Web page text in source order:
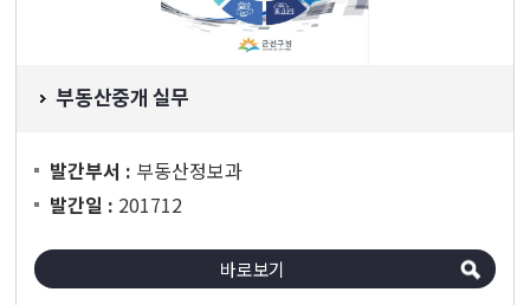
부동산중개 실무
발간부서 : 부동산정보과
발간일 : 201712
바로보기